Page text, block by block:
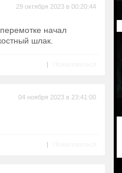
29 октября 2023 в 00:20:44
начал
шлак.
|
04 ноября 2023 в 23:41:00
|